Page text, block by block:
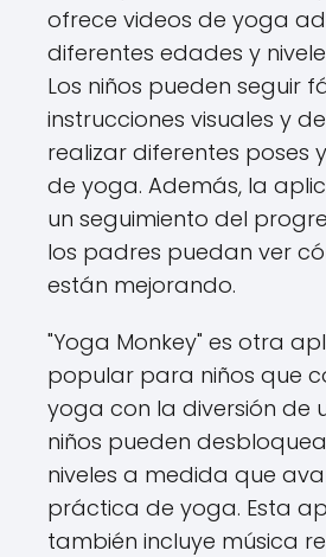
ofrece videos de yoga
diferentes edades y
Los niños pueden seguir
instrucciones visuales y
realizar diferentes poses
de yoga. Además, la
un seguimiento del
los padres puedan ver
están mejorando.
"Yoga Monkey" es otra
popular para niños que
yoga con la diversión de
niños pueden
niveles a medida que
práctica de yoga. Esta
también incluye música